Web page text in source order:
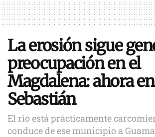
La erosión sigue
preocupación en el
Magdalena: ahora
Sebastián
El río está prácticamente
conduce de ese municipio a